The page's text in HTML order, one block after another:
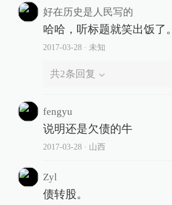
好在历史是人民写的
哈哈，听标题就笑出饭了。
2017-03-28∙ 未知
共2条回复
fengyu
说明还是欠债的牛
2017-03-28∙ 山西
Zyl
债转股。